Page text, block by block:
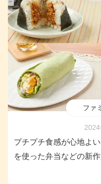
ファ
プチプチ食感が心地よ
を使った弁当などの新